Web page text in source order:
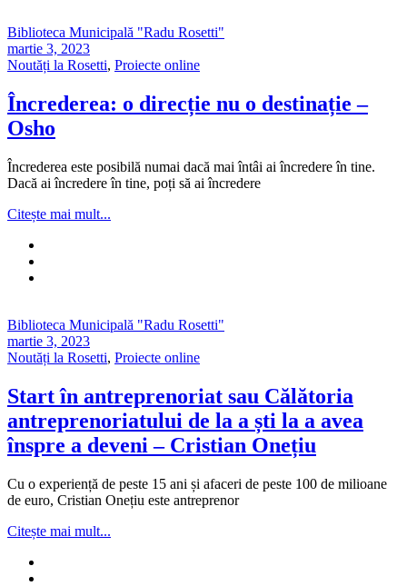
Biblioteca Municipală "Radu Rosetti"
martie 3, 2023
Noutăți la Rosetti, Proiecte online
Încrederea: o direcție nu o destinație –
Osho
Încrederea este posibilă numai dacă mai întâi ai încredere în tine.
Dacă ai încredere în tine, poți să ai încredere
Citește mai mult...
Biblioteca Municipală "Radu Rosetti"
martie 3, 2023
Noutăți la Rosetti, Proiecte online
Start în antreprenoriat sau Călătoria
antreprenoriatului de la a ști la a avea
înspre a deveni – Cristian Onețiu
Cu o experiență de peste 15 ani și afaceri de peste 100 de milioane
de euro, Cristian Onețiu este antreprenor
Citește mai mult...